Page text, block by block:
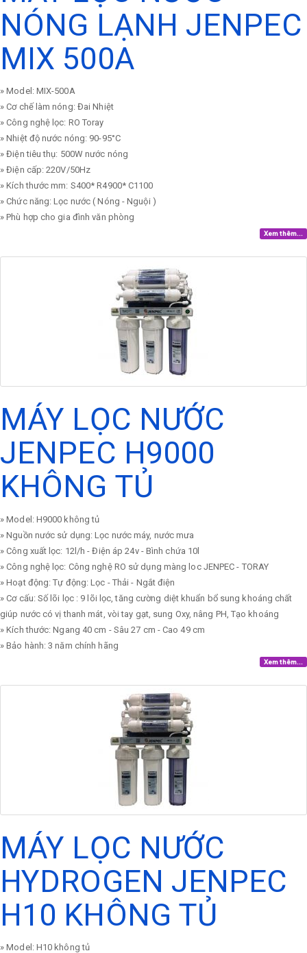
NÓNG LẠNH JENPEC
MIX 500A
» Model: MIX-500A
» Cơ chế làm nóng: Đai Nhiệt
» Công nghệ lọc: RO Toray
» Nhiệt độ nước nóng: 90-95°C
» Điện tiêu thụ: 500W nước nóng
» Điện cấp: 220V/50Hz
» Kích thước mm: S400* R4900* C1100
» Chức năng: Lọc nước ( Nóng - Nguội )
» Phù hợp cho gia đình văn phòng
Xem thêm...
MÁY LỌC NƯỚC
JENPEC H9000
KHÔNG TỦ
» Model: H9000 không tủ
» Nguồn nước sử dụng: Lọc nước máy, nước mưa
» Công xuất lọc: 12l/h - Điện áp 24v - Bình chứa 10l
» Công nghệ lọc: Công nghệ RO sử dụng màng loc JENPEC - TORAY
» Hoạt động: Tự động: Lọc - Thải - Ngắt điện
» Cơ cấu: Số lõi lọc : 9 lõi lọc, tăng cường diệt khuẩn bổ sung khoáng chất
giúp nước có vị thanh mát, vòi tay gạt, sung Oxy, nâng PH, Tạo khoáng
» Kích thước: Ngang 40 cm - Sâu 27 cm - Cao 49 cm
» Bảo hành: 3 năm chính hãng
Xem thêm...
MÁY LỌC NƯỚC
HYDROGEN JENPEC
H10 KHÔNG TỦ
» Model: H10 không tủ